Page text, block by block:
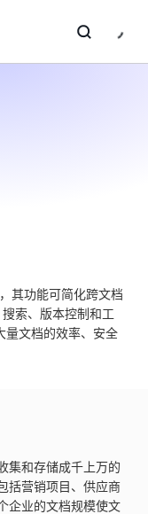
其功能可简化跨文档
索、版本控制和工
量文档的效率、安全
集和存储成千上万的
括营销项目、供应商
企业的文档规模使文